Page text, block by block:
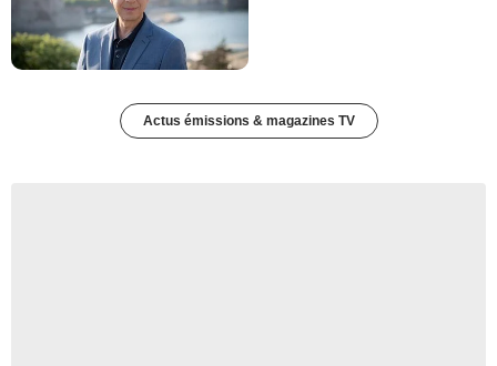
Actus émissions & magazines TV